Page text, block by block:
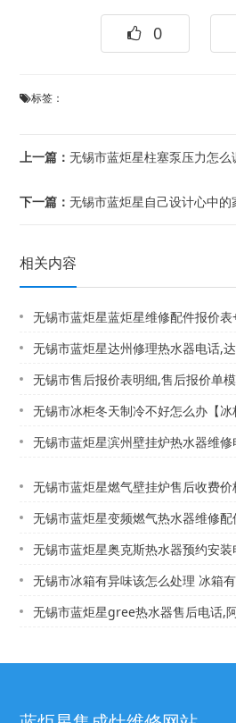
0
标签：
上一篇：无锡市蓝炬星柱塞泵压力怎么调节@蓝
下一篇：无锡市蓝炬星自己设计心中的家 小蟹的装修日记%
相关内容
无锡市蓝炬星蓝炬星维修配件报价表+蓝炬星售后怎么样2027年最
无锡市蓝炬星达州修理热水器电话,达州家电维修上门维修，蓝炬星打不着
无锡市售后报价表明细,售后报价单模板2027
无锡市冰柜冬天制冷不好怎么办【冰柜动荡了怎
无锡市蓝炬星滨州壁挂炉热水器维修电话,宁波瑰都啦咪壁挂炉维修@滨州壁挂式
无锡市蓝炬星燃气壁挂炉售后收费价格表是多少-蓝炬星燃气灶怎么样
无锡市蓝炬星变频燃气热水器维修配件收费多少\燃气热水器维修配件
无锡市蓝炬星奥克斯热水器预约安装电话,奥克斯热水器售后服务维修中心\蓝炬
无锡市冰箱有异味该怎么处理 冰箱有异味处理方法&冰箱有异味该怎么处理 冰
无锡市蓝炬星gree热水器售后电话,阿诗丹顿售后服务电话_haier燃气